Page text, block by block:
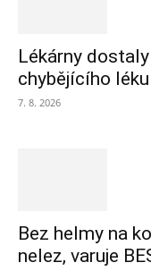
Lékárny
chybějícího
7. 8. 2026
Bez helmy na
nelez, varuje